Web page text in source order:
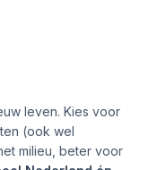
leven. Kies voor
(ook wel
milieu, beter voor